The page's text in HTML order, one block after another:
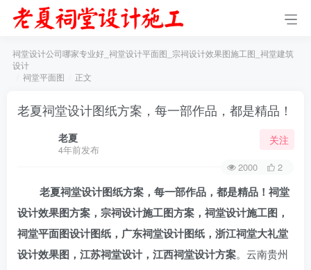
祠堂设计公司哪家专业好_祠堂设计平面图_宗祠设计效果图施工图_祠堂建筑
设计
祠堂平面图
正文
老夏祠堂设计图纸方案，每一部作品，都是精品！
老夏
4年前发布
关注
2000 2
老夏祠堂设计图纸方案，每一部作品，都是精品！ 祠堂
设计效果图方案 ，宗祠设计施工图方案，祠堂设计施工图，
祠堂平面图设计图纸，广东祠堂设计图纸，浙江祠堂大礼堂
设计效果图，江苏祠堂设计，江西祠堂设计方案。云南贵州